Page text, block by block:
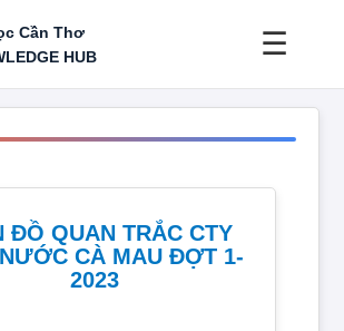
Cần Thơ
HUB
☰
ĐỒ QUAN TRẮC CTY
CÀ MAU ĐỢT 1-
2023